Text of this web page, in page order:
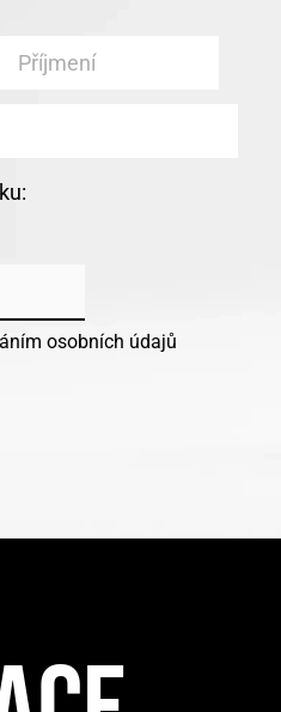
osobních údajů